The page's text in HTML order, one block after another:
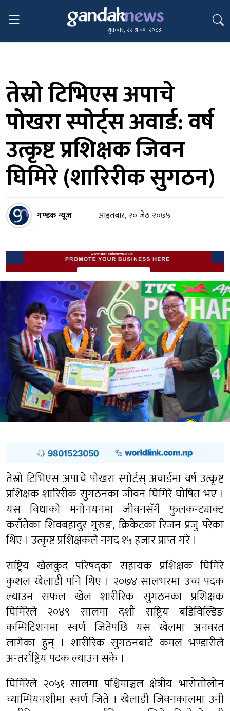
शुक्रबार, २२ श्रावण २०८३
तेस्रो टिभिएस अपाचे
पोखरा स्पोर्ट्स अवार्ड: वर्ष
उत्कृष्ट प्रशिक्षक जिवन
घिमिरे (शारिरीक सुगठन)
गण्डक न्यूज आइतबार, २० जेठ २०७५
तेस्रो टिभिएस अपाचे पोखरा स्पोर्टस् अवार्डमा वर्ष उत्कृष्ट
प्रशिक्षक शारिरीक सुगठनका जीवन घिमिरे घोषित भए ।
यस विधाको मनोनयनमा जीवनसँगै फुलकन्ट्याक्ट
कराँतेका शिवबहादुर गुरुङ, क्रिकेटका रिजन प्रजु परेका
थिए । उत्कृष्ट प्रशिक्षकले नगद १५ हजार प्राप्त गरे ।
राष्ट्रिय खेलकुद परिषद्का सहायक प्रशिक्षक घिमिरे
कुशल खेलाडी पनि थिए । २०७४ सालभरमा उच्च पदक
ल्याउन सफल खेल शारीरिक सुगठनका प्रशिक्षक
घिमिरेले २०४९ सालमा दशौं राष्ट्रिय बडिविल्डिङ
कम्पिटिशनमा स्वर्ण जितेपछि यस खेलमा अनवरत
लागेका हुन् । शारीरिक सुगठनबाटै कमल भण्डारीले
अन्तर्राष्ट्रिय पदक ल्याउन सके ।
घिमिरेले २०५१ सालमा पश्चिमाञ्चल क्षेत्रीय भारोत्तोलोन
च्याम्पियनशीमा स्वर्ण जिते । खेलाडी जिवनकालमा उनी